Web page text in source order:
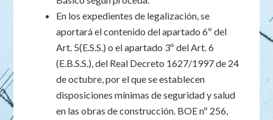
En los expedientes de legalización, se
aportará el contenido del apartado 6º del
Art. 5(E.S.S.) o el apartado 3º del Art. 6
(E.B.S.S.), del Real Decreto 1627/1997 de 24
de octubre, por el que se establecen
disposiciones mínimas de seguridad y salud
en las obras de construcción. BOE nº 256,